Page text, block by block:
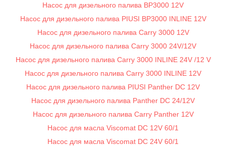
Насос для дизельного палива BP3000 12V
Насос для дизельного палива PIUSI BP3000 INLINE 12V
Насос для дизельного палива Carry 3000 12V
Насос для дизельного палива Carry 3000 24V/12V
Насос для дизельного палива Carry 3000 INLINE 24V /12 V
Насос для дизельного палива Carry 3000 INLINE 12V
Насос для дизельного палива PIUSI Panther DC 12V
Насос для дизельного палива Panther DC 24/12V
Насос для дизельного палива Carry Panther 12V
Насос для масла Viscomat DC 12V 60/1
Насос для масла Viscomat DC 24V 60/1